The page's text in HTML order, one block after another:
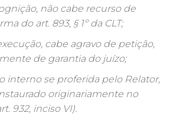
não cabe recurso de
do art. 893, § 1º da CLT;
cabe agravo de petição,
de garantia do juízo;
interno se proferida pelo Relator,
originariamente no
932, inciso VI).